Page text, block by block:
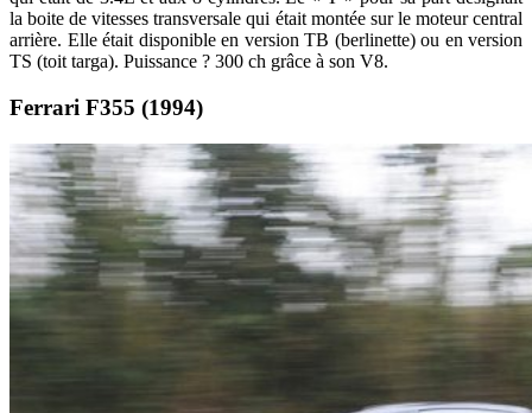
la boite de vitesses transversale qui était montée sur le moteur central
arrière. Elle était disponible en version TB (berlinette) ou en version
TS (toit targa). Puissance ? 300 ch grâce à son V8.
Ferrari F355 (1994)